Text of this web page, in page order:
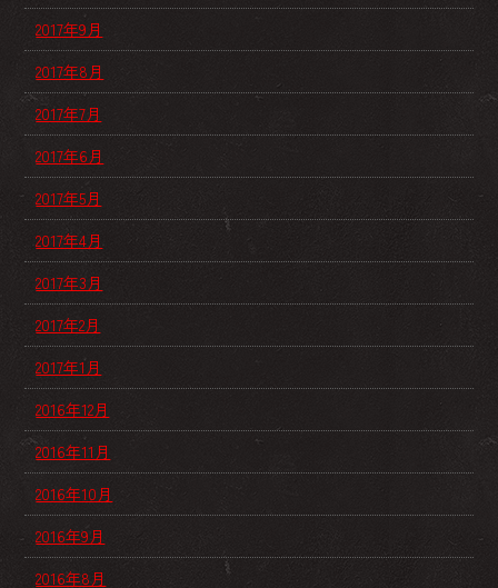
2017年9月
2017年8月
2017年7月
2017年6月
2017年5月
2017年4月
2017年3月
2017年2月
2017年1月
2016年12月
2016年11月
2016年10月
2016年9月
2016年8月